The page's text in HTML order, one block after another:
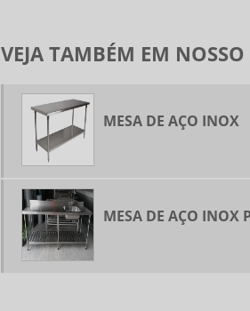
VEJA TAMBÉM EM NOSSO
MESA DE AÇO INOX
MESA DE AÇO INOX